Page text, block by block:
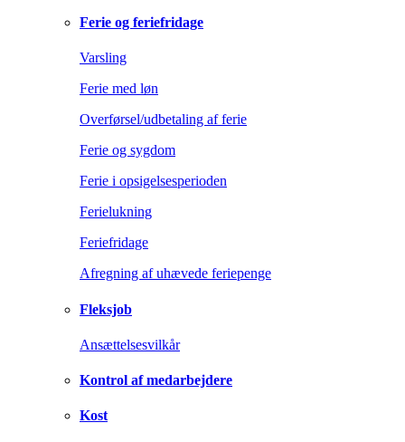
Ferie og feriefridage
Varsling
Ferie med løn
Overførsel/udbetaling af ferie
Ferie og sygdom
Ferie i opsigelsesperioden
Ferielukning
Feriefridage
Afregning af uhævede feriepenge
Fleksjob
Ansættelsesvilkår
Kontrol af medarbejdere
Kost